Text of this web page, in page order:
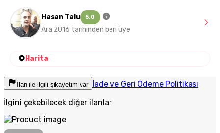
Hasan Talu 5.0
Ara 2016 tarihinden beri üye
Harita
İlan ile ilgili şikayetim var İade ve Geri Ödeme Politikası
İlgini çekebilecek diğer ilanlar